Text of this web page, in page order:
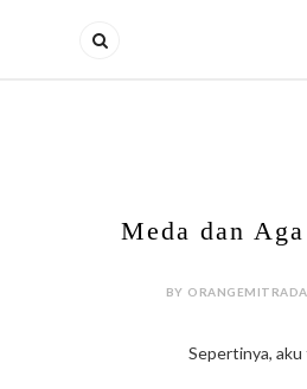
Meda dan
BY
Sepertinya, aku